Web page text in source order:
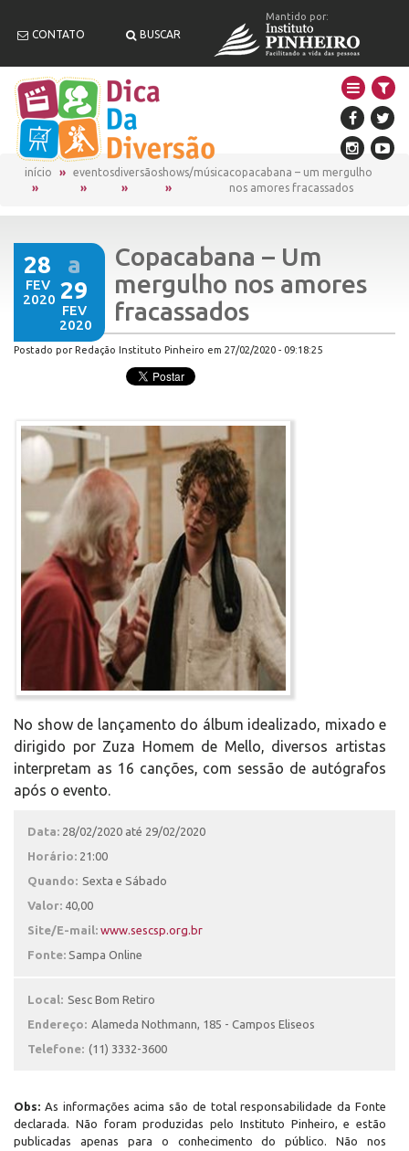
CONTATO BUSCAR
Mantido por:
início eventosdiversãoshows/músicacopacabana – um mergulho
nos amores fracassados
28
FEV
2020
a
29
FEV
2020
Copacabana – Um
mergulho nos amores
fracassados
Postado por Redação Instituto Pinheiro em 27/02/2020 - 09:18:25
No show de lançamento do álbum idealizado, mixado e
dirigido por Zuza Homem de Mello, diversos artistas
interpretam as 16 canções, com sessão de autógrafos
após o evento.
Data: 28/02/2020 até 29/02/2020
Horário: 21:00
Quando: Sexta e Sábado
Valor: 40,00
Site/E-mail: www.sescsp.org.br
Fonte: Sampa Online
Local: Sesc Bom Retiro
Endereço: Alameda Nothmann, 185 - Campos Eliseos
Telefone: (11) 3332-3600
Obs: As informações acima são de total responsabilidade da Fonte
declarada. Não foram produzidas pelo Instituto Pinheiro, e estão
publicadas apenas para o conhecimento do público. Não nos